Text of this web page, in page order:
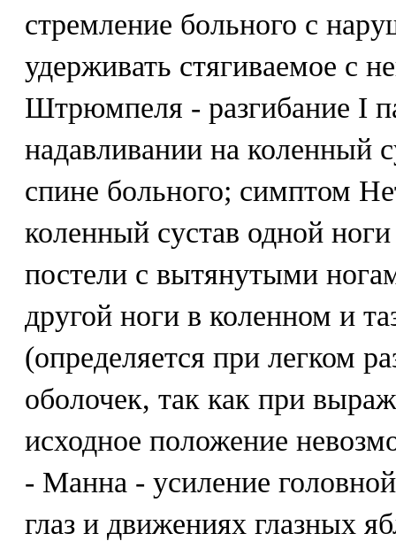
стремление больного с
удерживать стягиваемое с
Штрюмпеля - разгибание I
надавливании на коленный
спине больного; симптом
коленный сустав одной
постели с вытянутыми
другой ноги в коленном и
(определяется при легком
оболочек, так как при
исходное положение
- Манна - усиление
глаз и движениях глазных